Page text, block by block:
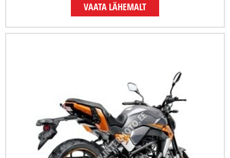
VAATA LÄHEMALT